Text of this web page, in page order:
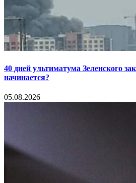
40 дней ультиматума Зеленского
начинается?
05.08.2026